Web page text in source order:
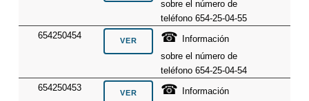
sobre el número de
teléfono 654-25-04-55
654250454
☎
Información
sobre el número de
teléfono 654-25-04-54
654250453
☎
Información